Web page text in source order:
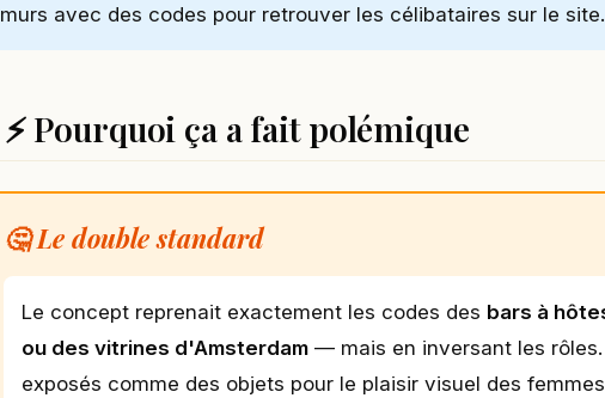
murs avec des codes pour retrouver les célibataires sur le site.
⚡ Pourquoi ça a fait polémique
🤔 Le double standard
Le concept reprenait exactement les codes des bars à
ou des vitrines d'Amsterdam — mais en inversant les rôles.
exposés comme des objets pour le plaisir visuel des